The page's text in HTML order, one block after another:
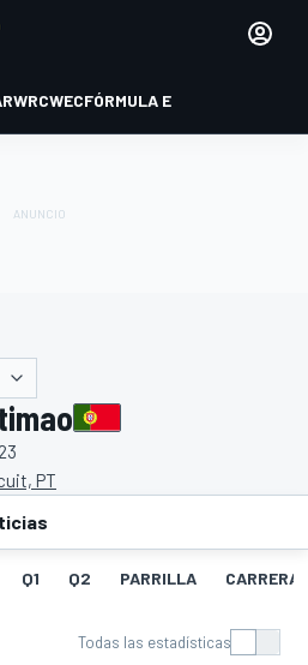
WRCWECFÓRMULA E
PT
Q1 Q2 PARRILLA CARRERA
Todas las estadísticas